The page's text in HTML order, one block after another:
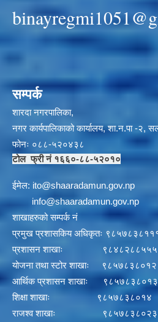
सम्पर्क
शारदा नगरपालिका,
नगर कार्यपालिकाको कार्यालय, शा.न.पा -२,
फोनः ०८८-५२०४३८
टोल फ्री नं १६६०-८८-५२०१०
ईमेल: ito@shaaradamun.gov.np
info@shaaradamun.gov.np
शाखाहरुको सम्पर्क नं
प्रमुख प्रशासकिय अधिकृतः
प्रशासन शाखाः ९८४८२८८५५५
योजना तथा स्टोर शाखाः ९८५७८३८०१२
आर्थिक प्रशासन शाखाः ९८५७८३८०१३
शिक्षा शाखाः ९८५७८३८०१४
राजश्व शाखाः ९८५७८३८०२३